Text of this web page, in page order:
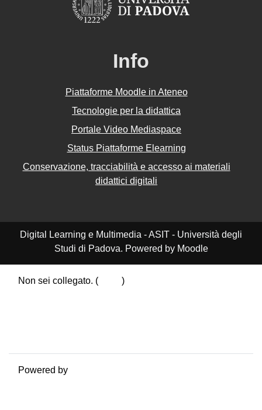
Info
Piattaforme Moodle in Ateneo
Tecnologie per la didattica
Portale Video Mediaspace
Status Piattaforme Elearning
Conservazione, tracciabilità e accesso ai materiali
didattici digitali
Digital Learning e Multimedia - ASIT - Università degli
Studi di Padova. Powered by Moodle
Non sei collegato. (
)
Powered by